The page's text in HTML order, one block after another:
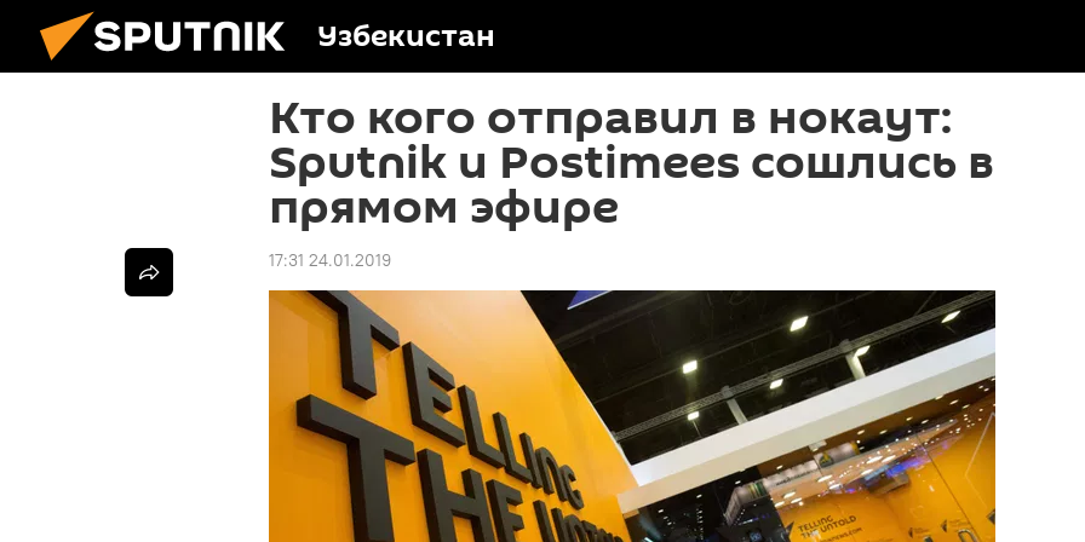
Узбекистан
Кто кого отправил в нокаут:
Sputnik и Postimees сошлись в
прямом эфире
17:31 24.01.2019